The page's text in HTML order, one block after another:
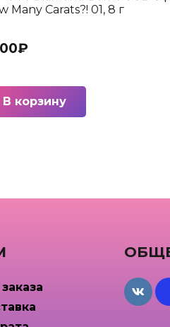
Many Carats?! 01, 8 г
₽
В корзину